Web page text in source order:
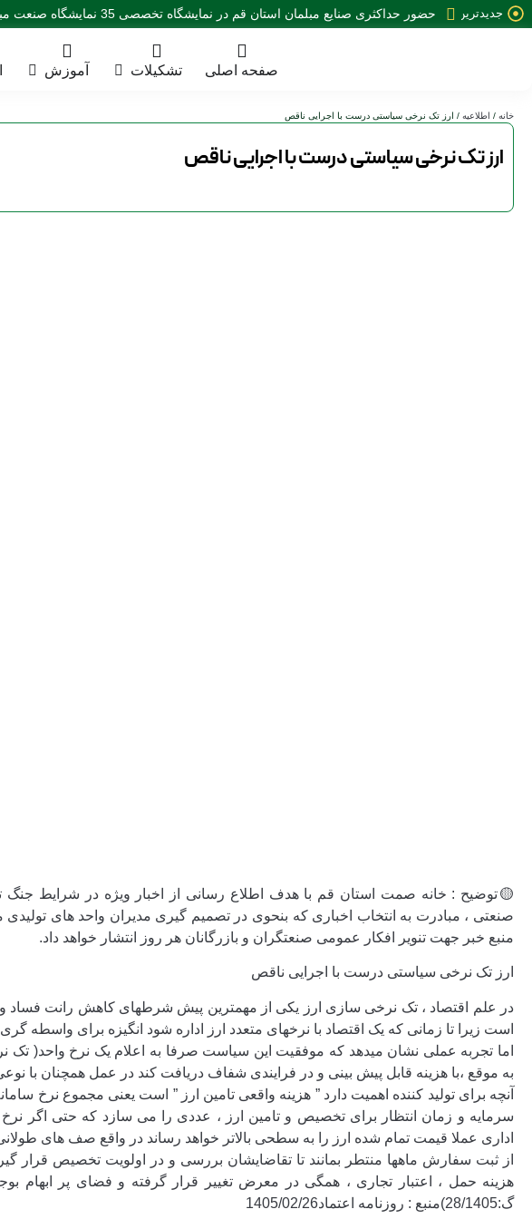
جدیدترین
خبرها:
حضور حداکثری صنایع مبلمان استان قم در نمایشگاه تخصصی 35 نمایشگاه صنعت مبلمان کشور
صفحه اصلی تشکیلات آموزش
خانه / اطلاعیه / ارز تک نرخی سیاستی درست با اجرایی ناقص
ارز تک نرخی سیاستی درست با اجرایی ناقص
🟡توضیح : خانه صمت استان قم با هدف اطلاع رسانی از اخبار ویژه در شرایط جنگ
صنعتی ، مبادرت به انتخاب اخباری که بنحوی در تصمیم گیری مدیران واحد های تولیدی
منبع خبر جهت تنویر افکار عمومی صنعتگران و بازرگانان هر روز انتشار خواهد داد.
ارز تک نرخی سیاستی درست با اجرایی ناقص
در علم اقتصاد ، تک نرخی سازی ارز یکی از مهمترین پیش شرطهای کاهش رانت
است زیرا تا زمانی که یک اقتصاد با نرخهای متعدد ارز اداره شود انگیزه برای واسطه
اما تجربه عملی نشان میدهد که موفقیت این سیاست صرفا به اعلام یک نرخ واحد( تک
به موقع ،با هزینه قابل پیش بینی و در فرایندی شفاف دریافت کند در عمل همچنان با
آنچه برای تولید کننده اهمیت دارد ” هزینه واقعی تامین ارز ” است یعنی مجموع نرخ
سرمایه و زمان انتظار برای تخصیص و تامین ارز ، عددی را می سازد که حتی اگر نرخ
اداری عملا قیمت تمام شده ارز را به سطحی بالاتر خواهد رساند در واقع صف های
از ثبت سفارش ماهها منتطر بمانند تا تقاضایشان بررسی و در اولویت تخصیص قرار‌
هزینه حمل ، اعتبار تجاری ، همگی در معرض تغییر قرار گرفته و فضای پر ابهام
گ:28/1405)منبع : روزنامه اعتماد1405/02/26